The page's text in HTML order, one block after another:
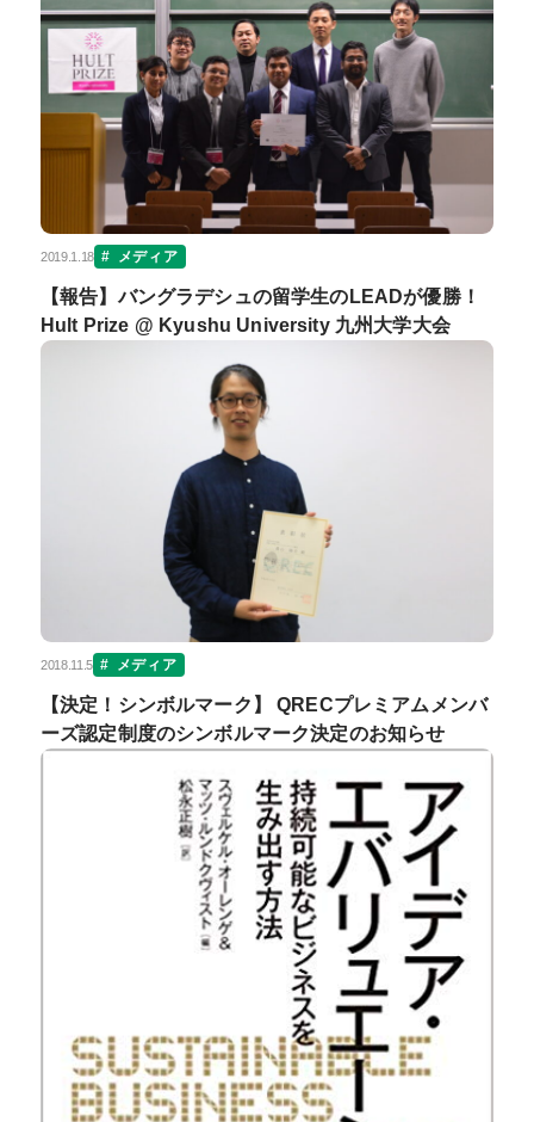
2019.1.18 メディア
【報告】バングラデシュの留学生のLEADが優勝！
Hult Prize @ Kyushu University 九州大学大会
2018.11.5 メディア
【決定！シンボルマーク】 QRECプレミアムメンバ
ーズ認定制度のシンボルマーク決定のお知らせ